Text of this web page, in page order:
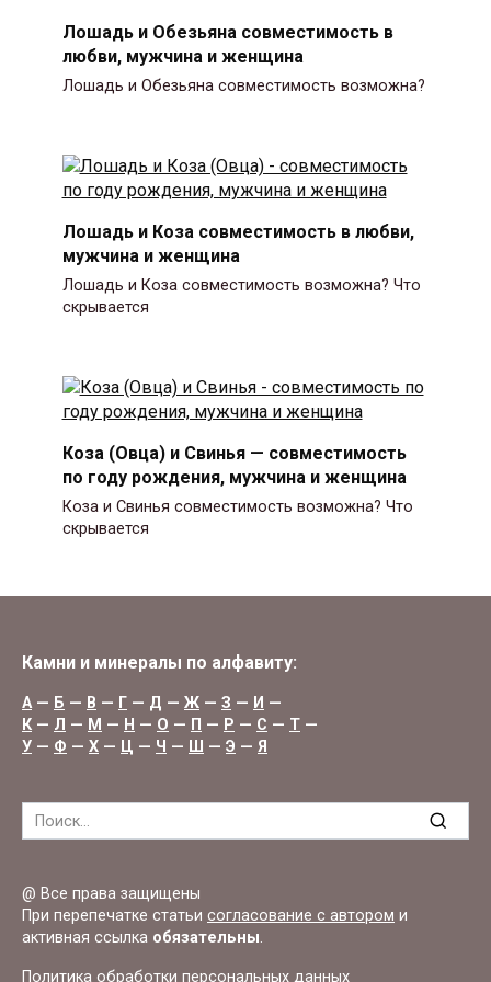
Лошадь и Обезьяна совместимость в
любви, мужчина и женщина
Лошадь и Обезьяна совместимость возможна?
Лошадь и Коза совместимость в любви,
мужчина и женщина
Лошадь и Коза совместимость возможна? Что
скрывается
Коза (Овца) и Свинья — совместимость
по году рождения, мужчина и женщина
Коза и Свинья совместимость возможна? Что
скрывается
Камни и минералы по алфавиту:
А— Б — В — Г — Д — Ж — З — И —
К — Л — М — Н — О — П — Р — С — Т —
У — Ф — Х — Ц — Ч — Ш — Э — Я
Search
@ Все права защищены
При перепечатке статьи согласование с автором и
активная ссылка обязательны.
Политика обработки персональных данных